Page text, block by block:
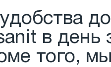
в день
того,